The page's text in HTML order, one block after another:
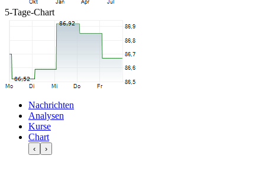
5-Tage-Chart
Nachrichten
Analysen
Kurse
Chart
‹ ›